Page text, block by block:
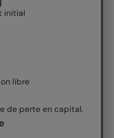
initial
libre
de perte en capital.